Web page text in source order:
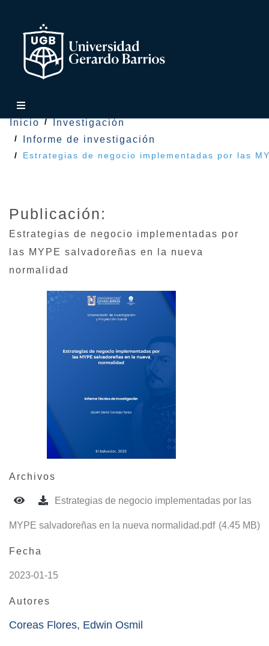
Inicio
Investigación
Informe de investigación
Estrategias de negocio implementadas por las
Publicación:
Estrategias de negocio implementadas por
las MYPE salvadoreñas en la nueva
normalidad
Archivos
Estrategias de negocio implementadas por las
MYPE salvadoreñas en la nueva normalidad.pdf (4.45 MB)
Fecha
2023-01-15
Autores
Coreas Flores, Edwin Osmil